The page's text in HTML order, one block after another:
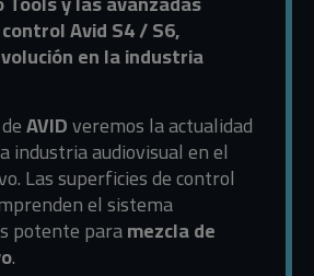
Avid S4 / S6,
en la industria
AVIDveremos la actualidad
industria audiovisual en el
Las superficies de control
el sistema
potente paramezcla de
.